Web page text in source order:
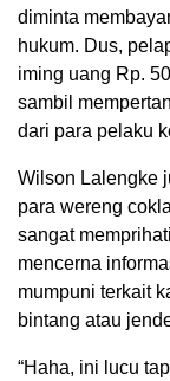
diminta
hukum. Dus,
iming uang Rp.
sambil
dari para pelaku
Wilson Lalengke
para wereng
sangat
mencerna
mumpuni terkait
bintang atau
“Haha, ini lucu